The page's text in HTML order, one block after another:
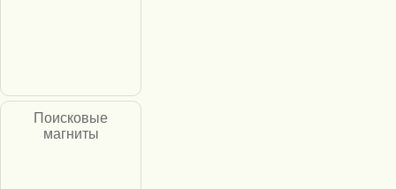
Поисковые
магниты